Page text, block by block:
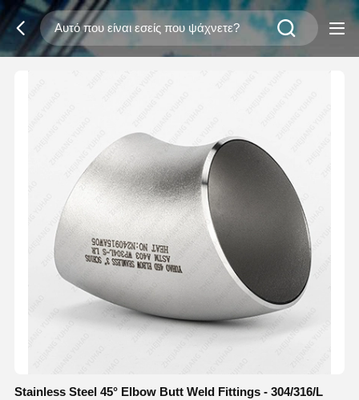
Stainless Steel 45° Elbow Butt Weld Fittings - 304/316/L